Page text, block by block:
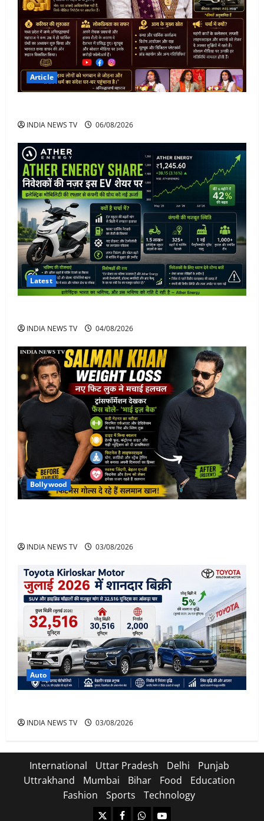
Article
INDIA NEWS TV 06/08/2026
Latest
INDIA NEWS TV 04/08/2026
Bollywood
INDIA NEWS TV 03/08/2026
Auto
INDIA NEWS TV 03/08/2026
International Uttar Pradesh Delhi
Punjab
Uttrakhand
Mumbai Bihar Food
Education
Fashion
Sports Technology
https://x.com
facebook.com
https:/whatsapp.com/
Youtube.com